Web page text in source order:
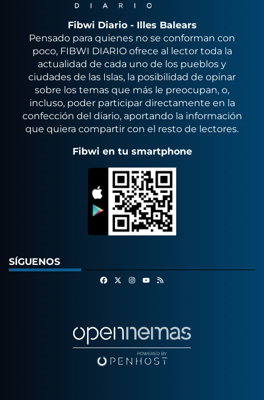
Fibwi Diario - Illes Balears
Pensado para quienes no se conforman con
poco, FIBWI DIARIO ofrece al lector toda la
actualidad de cada uno de los pueblos y
ciudades de las Islas, la posibilidad de opinar
sobre los temas que más le preocupan, o,
incluso, poder participar directamente en la
confección del diario, aportando la información
que quiera compartir con el resto de lectores.
Fibwi en tu smartphone
SÍGUENOS
FacebookInstagram